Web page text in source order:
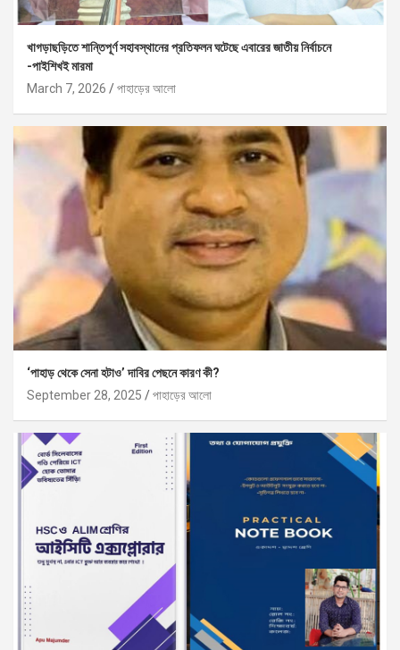
খাগড়াছড়িতে শান্তিপূর্ণ সহাবস্থানের প্রতিফলন ঘটেছে এবারের জাতীয় নির্বাচনে
-পাইশিখই মারমা
March 7, 2026
পাহাড়ের আলো
‘পাহাড় থেকে সেনা হটাও’ দাবির পেছনে কারণ কী?
September 28, 2025
পাহাড়ের আলো